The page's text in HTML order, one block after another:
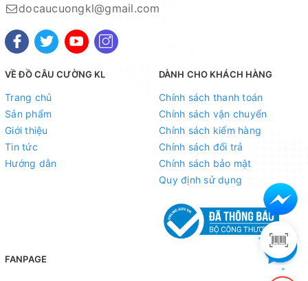
docaucuongkl@gmail.com
VỀ ĐỒ CÂU CƯỜNG KL
Trang chủ
Sản phẩm
Giới thiệu
Tin tức
Hướng dẫn
DÀNH CHO KHÁCH HÀNG
Chính sách thanh toán
Chính sách vận chuyển
Chính sách kiểm hàng
Chính sách đổi trả
Chính sách bảo mật
Quy định sử dụng
FANPAGE